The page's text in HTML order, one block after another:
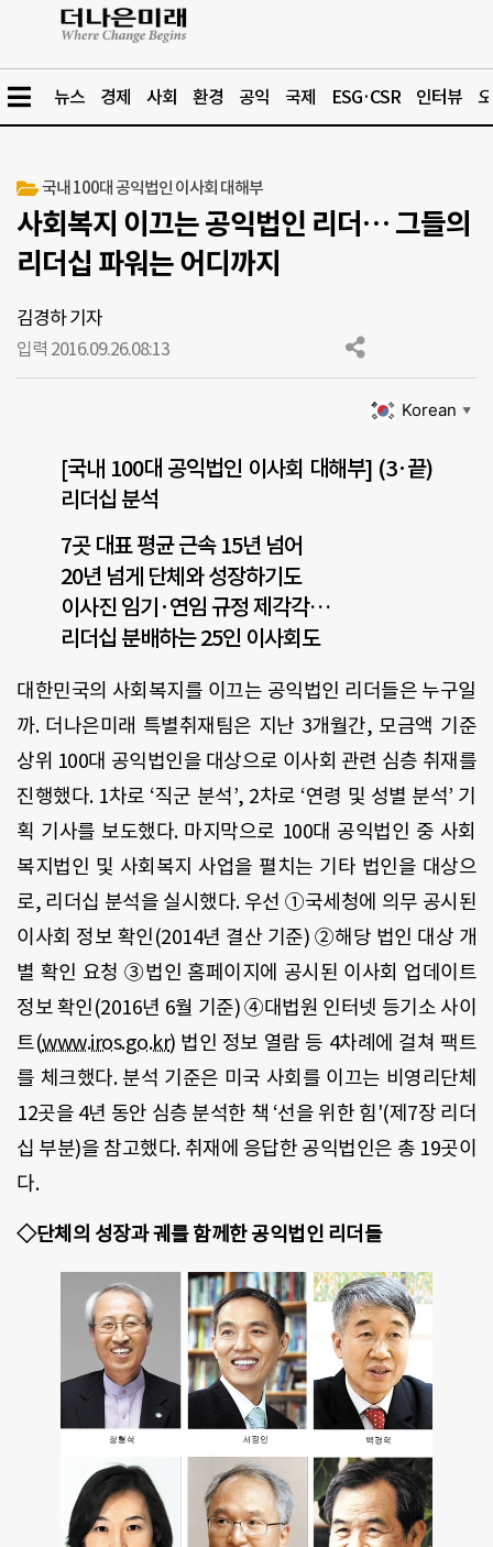
뉴스 경제 사회 환경 공익 국제 ESG·CSR 인터뷰
국내 100대 공익법인 이사회 대해부
사회복지 이끄는 공익법인 리더… 그들의
리더십 파워는 어디까지
김경하 기자
입력 2016.09.26.08:13
Korean ▼
[국내 100대 공익법인 이사회 대해부] (3·끝)
리더십 분석
7곳 대표 평균 근속 15년 넘어
20년 넘게 단체와 성장하기도
이사진 임기·연임 규정 제각각…
리더십 분배하는 25인 이사회도
대한민국의 사회복지를 이끄는 공익법인 리더들은 누구일
까. 더나은미래 특별취재팀은 지난 3개월간, 모금액 기준
상위 100대 공익법인을 대상으로 이사회 관련 심층 취재를
진행했다. 1차로 ‘직군 분석’, 2차로 ‘연령 및 성별 분석’ 기
획 기사를 보도했다. 마지막으로 100대 공익법인 중 사회
복지법인 및 사회복지 사업을 펼치는 기타 법인을 대상으
로, 리더십 분석을 실시했다. 우선 ①국세청에 의무 공시된
이사회 정보 확인(2014년 결산 기준) ②해당 법인 대상 개
별 확인 요청 ③법인 홈페이지에 공시된 이사회 업데이트
정보 확인(2016년 6월 기준) ④대법원 인터넷 등기소 사이
트(www.iros.go.kr) 법인 정보 열람 등 4차례에 걸쳐 팩트
를 체크했다. 분석 기준은 미국 사회를 이끄는 비영리단체
12곳을 4년 동안 심층 분석한 책 ‘선을 위한 힘'(제7장 리더
십 부분)을 참고했다. 취재에 응답한 공익법인은 총 19곳이
다.
◇단체의 성장과 궤를 함께한 공익법인 리더들